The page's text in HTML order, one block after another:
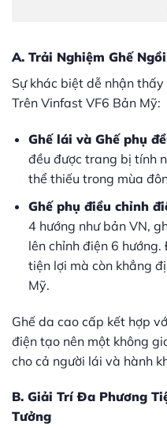
A. Trải Nghiệm Ghế
Sự khác biệt dễ nhận
Trên Vinfast VF6 Bản Mỹ:
Ghế lái và Ghế phụ
đều được trang bị tính
thể thiếu trong mùa
Ghế phụ điều chỉnh
4 hướng như bản VN,
lên chỉnh điện 6
tiện lợi mà còn khẳng
Mỹ.
Ghế da cao cấp kết hợp
điện tạo nên một không
cho cả người lái và hành
B. Giải Trí Đa Phương
Tưởng